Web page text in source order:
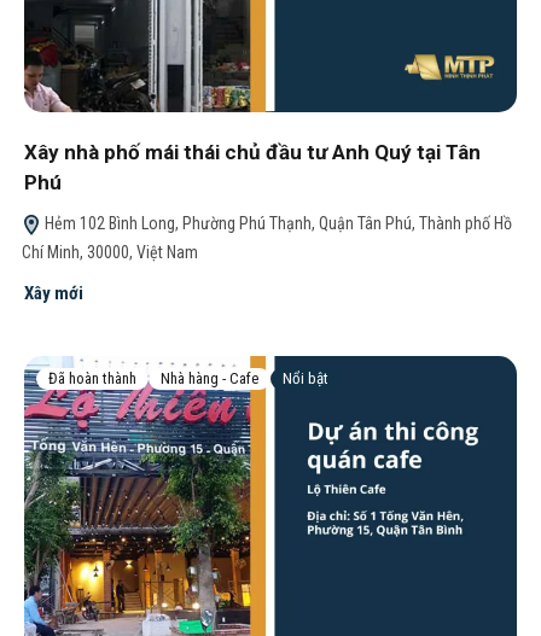
Xây nhà phố mái thái chủ đầu tư Anh Quý tại Tân
Phú
Hẻm 102 Bình Long, Phường Phú Thạnh, Quận Tân Phú, Thành phố Hồ
Chí Minh, 30000, Việt Nam
Xây mới
Đã hoàn thành Nhà hàng - Cafe Nổi bật